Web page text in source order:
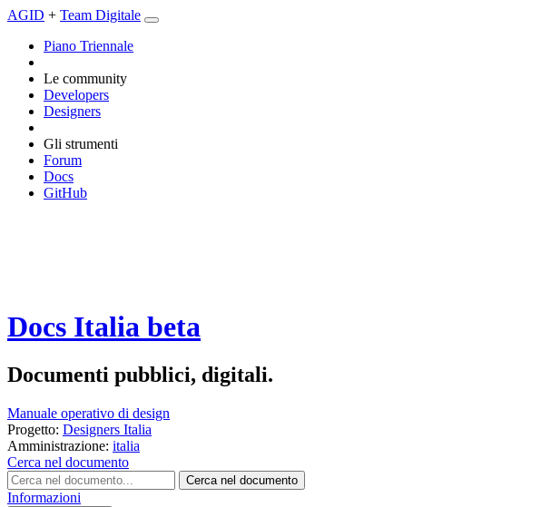
AGID + Team Digitale
Piano Triennale
Le community
Developers
Designers
Gli strumenti
Forum
Docs
GitHub
Docs Italia beta
Documenti pubblici, digitali.
Manuale operativo di design
Progetto: Designers Italia
Amministrazione: italia
Cerca nel documento
Cerca nel documento
Informazioni